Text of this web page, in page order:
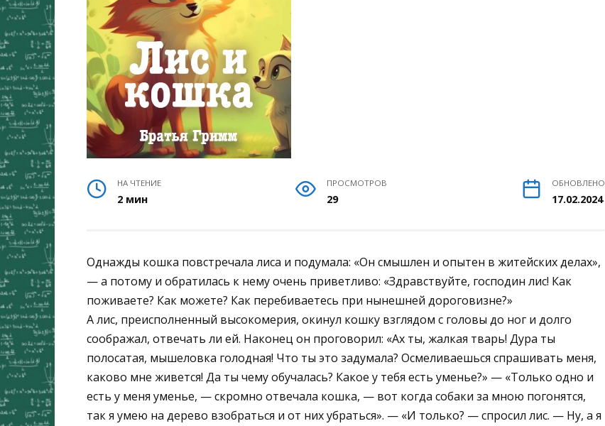
НА ЧТЕНИЕ
2 мин
ПРОСМОТРОВ
29
ОБНОВЛЕНО
17.02.2024
Однажды кошка повстречала лиса и подумала: «Он смышлен и опытен в житейских делах»,
— а потому и обратилась к нему очень приветливо: «Здравствуйте, господин лис! Как
поживаете? Как можете? Как перебиваетесь при нынешней дороговизне?»
А лис, преисполненный высокомерия, окинул кошку взглядом с головы до ног и долго
соображал, отвечать ли ей. Наконец он проговорил: «Ах ты, жалкая тварь! Дура ты
полосатая, мышеловка голодная! Что ты это задумала? Осмеливаешься спрашивать меня,
каково мне живется! Да ты чему обучалась? Какое у тебя есть уменье?» — «Только одно и
есть у меня уменье, — скромно отвечала кошка, — вот когда собаки за мною погонятся,
так я умею на дерево взобраться и от них убраться». — «И только? — спросил лис. — Ну, а я